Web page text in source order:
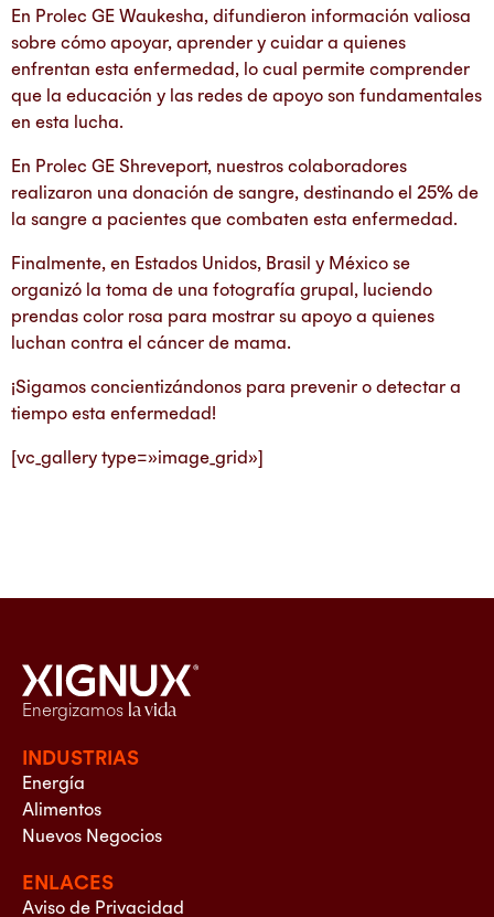
En Prolec GE Waukesha, difundieron información valiosa
sobre cómo apoyar, aprender y cuidar a quienes
enfrentan esta enfermedad, lo cual permite comprender
que la educación y las redes de apoyo son fundamentales
en esta lucha.
En Prolec GE Shreveport, nuestros colaboradores
realizaron una donación de sangre, destinando el 25% de
la sangre a pacientes que combaten esta enfermedad.
Finalmente, en Estados Unidos, Brasil y México se
organizó la toma de una fotografía grupal, luciendo
prendas color rosa para mostrar su apoyo a quienes
luchan contra el cáncer de mama.
¡Sigamos concientizándonos para prevenir o detectar a
tiempo esta enfermedad!
[vc_gallery type=»image_grid»]
Energizamos la vida
INDUSTRIAS
Energía
Alimentos
Nuevos Negocios
ENLACES
Aviso de Privacidad